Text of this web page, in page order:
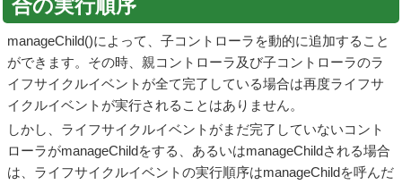
合の実行順序
manageChild()によって、子コントローラを動的に追加すること
ができます。その時、親コントローラ及び子コントローラのラ
イフサイクルイベントが全て完了している場合は再度ライフサ
イクルイベントが実行されることはありません。
しかし、ライフサイクルイベントがまだ完了していないコント
ローラがmanageChildをする、あるいはmanageChildされる場合
は、ライフサイクルイベントの実行順序はmanageChildを呼んだ